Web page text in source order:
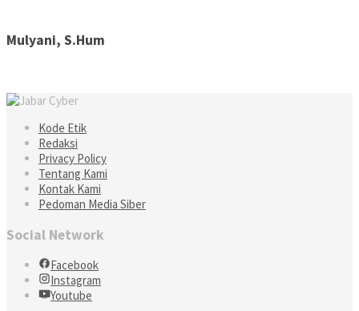
Mulyani, S.Hum
Kode Etik
Redaksi
Privacy Policy
Tentang Kami
Kontak Kami
Pedoman Media Siber
Social Network
Facebook
Instagram
Youtube